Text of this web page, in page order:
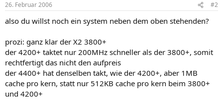
26. Februar 2006 #2
also du willst noch ein system neben dem oben stehenden?
prozi: ganz klar der X2 3800+
der 4200+ taktet nur 200MHz schneller als der 3800+, somit
rechtfertigt das nicht den aufpreis
der 4400+ hat denselben takt, wie der 4200+, aber 1MB
cache pro kern, statt nur 512KB cache pro kern beim 3800+
und 4200+